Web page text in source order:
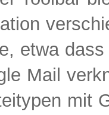
etwa
Mail
mit